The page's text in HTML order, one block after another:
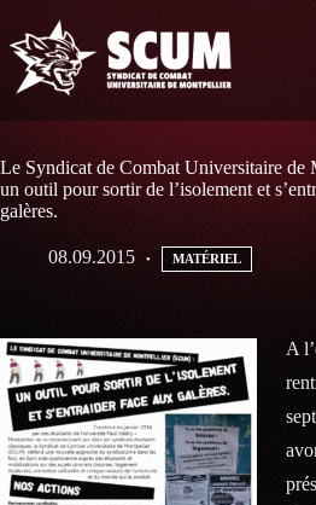
contenu
Le Syndicat de Combat Universitaire
un outil pour sortir de l’isolement et
galères.
08.09.2015 MATÉRIEL
A